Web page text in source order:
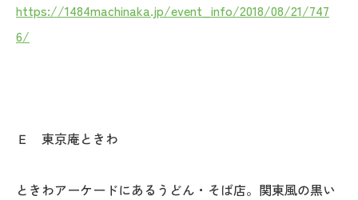
https://1484machinaka.jp/event_info/2018/08/21/747
6/
Ｅ 東京庵ときわ
ときわアーケードにあるうどん・そば店。関東風の黒い